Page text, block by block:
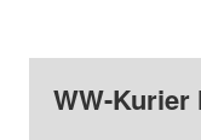
WW-